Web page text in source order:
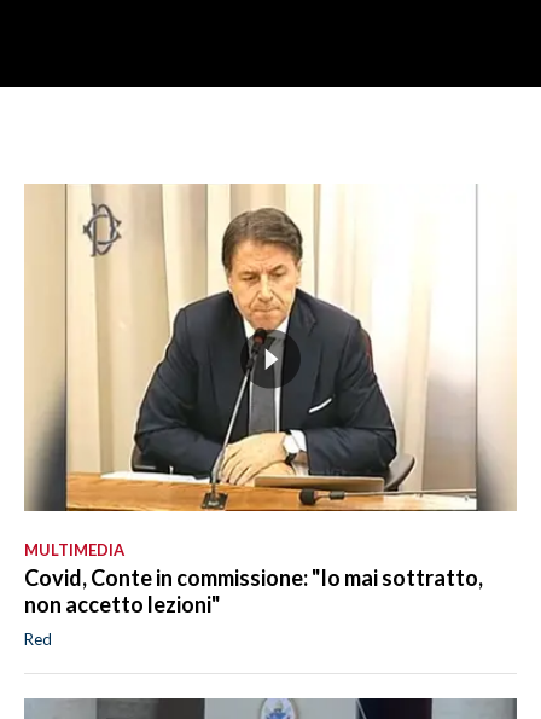
MULTIMEDIA
Covid, Conte in commissione: "Io mai sottratto,
non accetto lezioni"
Red